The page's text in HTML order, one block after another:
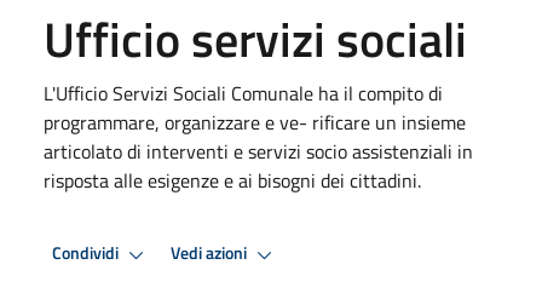
Ufficio servizi sociali
L'Ufficio Servizi Sociali Comunale ha il compito di
programmare, organizzare e ve- rificare un insieme
articolato di interventi e servizi socio assistenziali in
risposta alle esigenze e ai bisogni dei cittadini.
Condividi Vedi azioni